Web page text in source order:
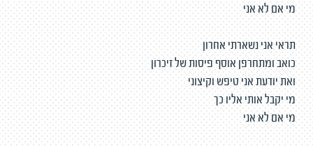
מי אם לא אני
תראי אני נשארתי אחרון
כואב ומתחרפן אוסף פיסות של זיכרון
ואת יודעת אני טיפש וקיצוני
מי יקבל אותי אליו כך
מי אם לא אני